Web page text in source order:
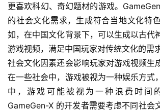
更喜欢科幻、奇幻题材的游戏。
的社会文化需求，生成符合当地文化特
如，在中国文化背景下，可以生成以古代
游戏视频，满足中国玩家对传统文化的需求
社会文化因素还会影响玩家对游戏视频生
在一些社会中，游戏被视为一种娱乐方式
中，游戏可能被视为一种浪费时间
GameGen-X 的开发者需要考虑不同社会